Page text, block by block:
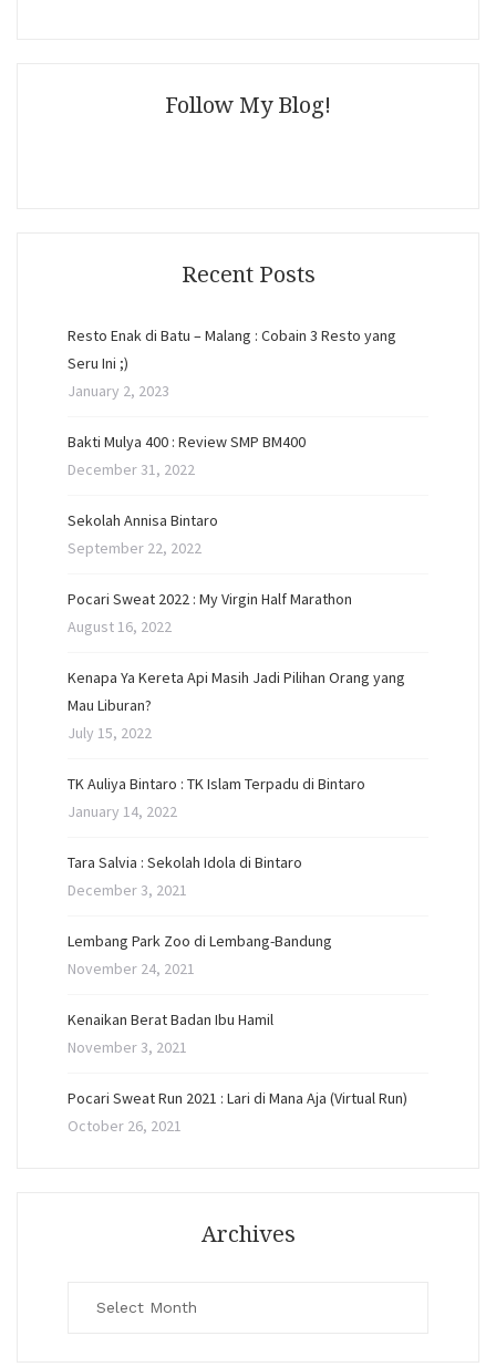
Follow My Blog!
Recent Posts
Resto Enak di Batu – Malang : Cobain 3 Resto yang
Seru Ini ;)
January 2, 2023
Bakti Mulya 400 : Review SMP BM400
December 31, 2022
Sekolah Annisa Bintaro
September 22, 2022
Pocari Sweat 2022 : My Virgin Half Marathon
August 16, 2022
Kenapa Ya Kereta Api Masih Jadi Pilihan Orang yang
Mau Liburan?
July 15, 2022
TK Auliya Bintaro : TK Islam Terpadu di Bintaro
January 14, 2022
Tara Salvia : Sekolah Idola di Bintaro
December 3, 2021
Lembang Park Zoo di Lembang-Bandung
November 24, 2021
Kenaikan Berat Badan Ibu Hamil
November 3, 2021
Pocari Sweat Run 2021 : Lari di Mana Aja (Virtual Run)
October 26, 2021
Archives